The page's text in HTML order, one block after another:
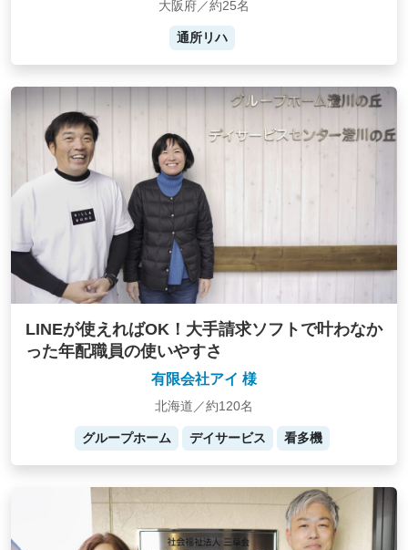
大阪府／約25名
通所リハ
LINEが使えればOK！大手請求ソフトで叶わなか
った年配職員の使いやすさ
有限会社アイ 様
北海道／約120名
グループホーム デイサービス 看多機